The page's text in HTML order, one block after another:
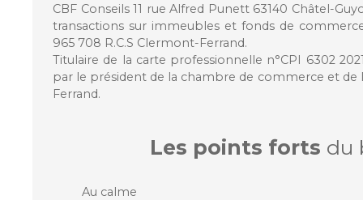
CBF Conseils 11 rue Alfred Punett 63140 Châtel-
transactions sur immeubles et fonds de
965 708 R.C.S Clermont-Ferrand.
Titulaire de la carte professionnelle n°CPI 6302
par le président de la chambre de commerce et de
Ferrand.
Les points forts du
Au calme